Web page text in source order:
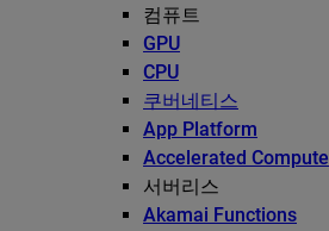
컴퓨트
GPU
CPU
쿠버네티스
App Platform
Accelerated Compute
서버리스
Akamai Functions